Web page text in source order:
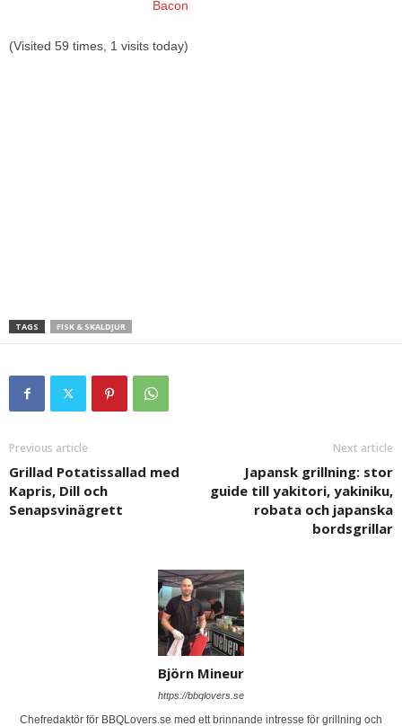
Bacon
(Visited 59 times, 1 visits today)
TAGS FISK & SKALDJUR
Previous article
Grillad Potatissallad med
Kapris, Dill och
Senapsvinägrett
Next article
Japansk grillning: stor
guide till yakitori, yakiniku,
robata och japanska
bordsgrillar
Björn Mineur
https://bbqlovers.se
Chefredaktör för BBQLovers.se med ett brinnande intresse för grillning och